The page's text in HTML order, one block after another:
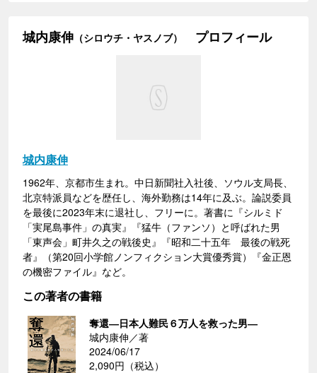
城内康伸 （シロウチ・ヤスノブ） プロフィール
城内康伸
1962年、京都市生まれ。中日新聞社入社後、ソウル支局長、
北京特派員などを歴任し、海外勤務は14年に及ぶ。論説委員
を最後に2023年末に退社し、フリーに。著書に『シルミド
「実尾島事件」の真実』『猛牛（ファンソ）と呼ばれた男
「東声会」町井久之の戦後史』『昭和二十五年 最後の戦死
者』（第20回小学館ノンフィクション大賞優秀賞）『金正恩
の機密ファイル』など。
この著者の書籍
奪還―日本人難民６万人を救った男―
城内康伸／著
2024/06/17
2,090円（税込）